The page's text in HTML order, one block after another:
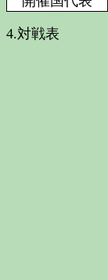
4.対戦表